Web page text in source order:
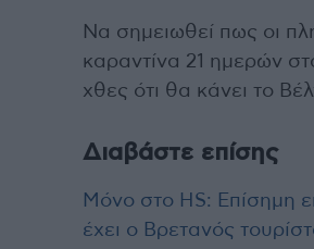
Να σημειωθεί πως οι
καραντίνα 21 ημερών
χθες ότι θα κάνει το
Διαβάστε επίσης
Μόνο στο HS: Επίσημη
έχει ο Βρετανός